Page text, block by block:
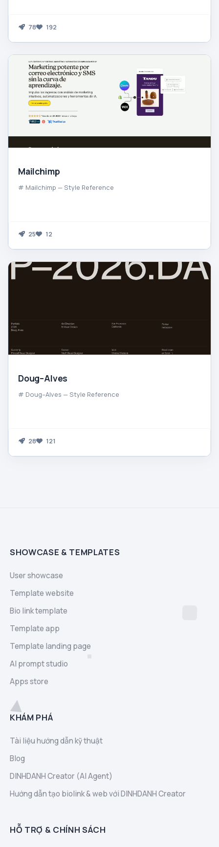
78 192
Mailchimp
# Mailchimp — Style Reference
25 12
Doug–Alves
# Doug–Alves — Style Reference
28 121
SHOWCASE & TEMPLATES
User showcase
Template website
Bio link template
Template app
Template landing page
AI prompt studio
Apps store
KHÁM PHÁ
Tài liệu hướng dẫn kỹ thuật
Blog
DINHDANH Creator (AI Agent)
Hướng dẫn tạo biolink & web với DINHDANH Creator
HỖ TRỢ & CHÍNH SÁCH